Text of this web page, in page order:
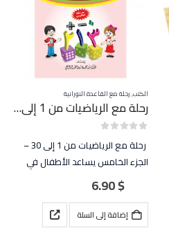
الخيارات
الكتب,رحلة مع القاعدة النورانية
رحلة مع الرياضيات من 1 إلى 30 – الجزء الخامس
رحلة مع الرياضيات من 1 إلى 30 –
الجزء الخامس يساعد الأطفال في
30).
6.90$
إضافة إلى السلة